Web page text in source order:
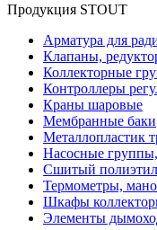
Продукция STOUT
Арматура для
Клапаны,
Коллекторные
Контроллеры
Краны шаровые
Мембранные баки
Металлопластик
Насосные
Сшитый
Термометры,
Шкафы
Элементы